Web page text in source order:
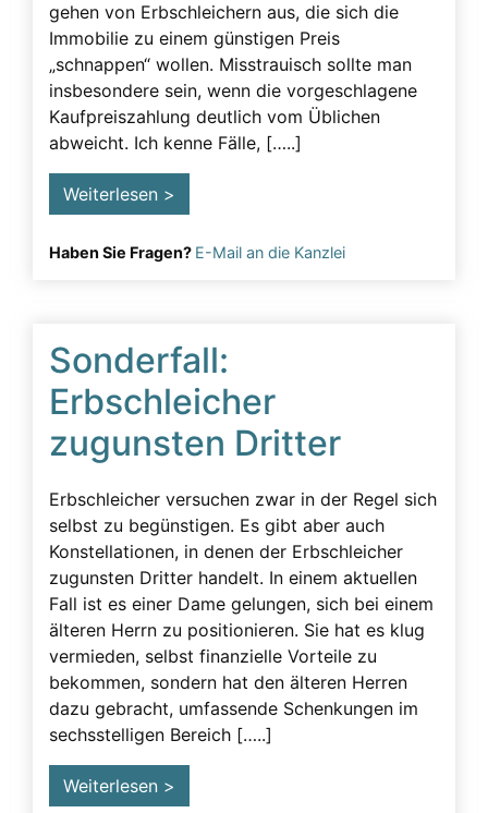
gehen von Erbschleichern aus, die sich die
Immobilie zu einem günstigen Preis
„schnappen“ wollen. Misstrauisch sollte man
insbesondere sein, wenn die vorgeschlagene
Kaufpreiszahlung deutlich vom Üblichen
abweicht. Ich kenne Fälle, […..]
Weiterlesen >
Haben Sie Fragen? E-Mail an die Kanzlei
Sonderfall:
Erbschleicher
zugunsten Dritter
Erbschleicher versuchen zwar in der Regel sich
selbst zu begünstigen. Es gibt aber auch
Konstellationen, in denen der Erbschleicher
zugunsten Dritter handelt. In einem aktuellen
Fall ist es einer Dame gelungen, sich bei einem
älteren Herrn zu positionieren. Sie hat es klug
vermieden, selbst finanzielle Vorteile zu
bekommen, sondern hat den älteren Herren
dazu gebracht, umfassende Schenkungen im
sechsstelligen Bereich […..]
Weiterlesen >
Geschädigte
Geschäftsunfähigkeit
Gesprächsüberwachung
Gutachten
Körperliche Faktoren
Lügeneffekt
Musterfälle
Pflichtteil
Pflichtteilsverzicht
Pressearbeit
Pressemitteilung
Rechtsanwalt
Rechtsgrundlage
Schenkungen
Straftaten
Testament
Testamentsänderung erschweren
Testamentsanfechtung